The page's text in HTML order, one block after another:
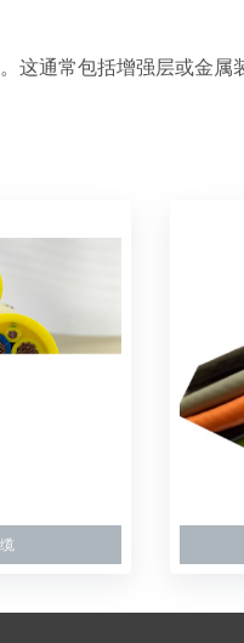
这通常包括增强层或金属